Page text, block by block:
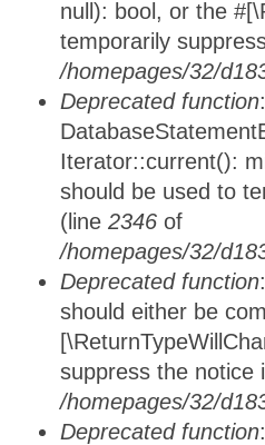
null): bool, or the
temporarily
/homepages/32/
Deprecated function
Iterator::current():
should be used to
(line 2346 of
/homepages/32/
Deprecated function
should either be
suppress the notice
/homepages/32/
Deprecated function